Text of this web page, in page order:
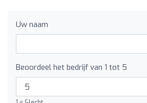
Uw naam
Beoordeel het bedrijf van 1 tot 5